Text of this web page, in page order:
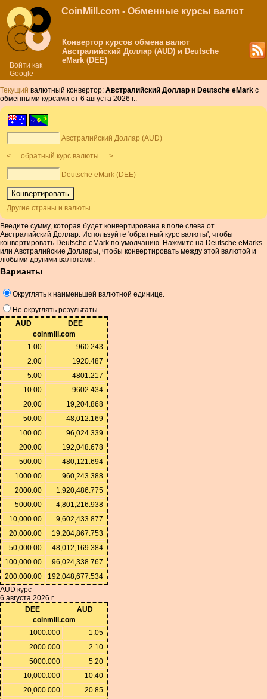
Войти как
Google
CoinMill.com - Обменные курсы валют
Конвертор курсов обмена валют
Австралийский Доллар (AUD) и Deutsche
eMark (DEE)
Текущий валютный конвертор: Австралийский Доллар и Deutsche eMark с
обменными курсами от 6 августа 2026 г..
Австралийский Доллар (AUD)
<== обратный курс валюты ==>
Deutsche eMark (DEE)
Другие страны и валюты
Введите сумму, которая будет конвертирована в поле слева от
Австралийский Доллар. Используйте 'обратный курс валюты', чтобы
конвертировать Deutsche eMark по умолчанию. Нажмите на Deutsche eMarks
или Австралийские Доллары, чтобы конвертировать между этой валютой и
любыми другими валютами.
Варианты
Округлять к наименьшей валютной единице.
Не округлять результаты.
AUD
DEE
coinmill.com
1.00
960.243
2.00
1920.487
5.00
4801.217
10.00
9602.434
20.00
19,204.868
50.00
48,012.169
100.00
96,024.339
200.00
192,048.678
500.00
480,121.694
1000.00
960,243.388
2000.00
1,920,486.775
5000.00
4,801,216.938
10,000.00
9,602,433.877
20,000.00
19,204,867.753
50,000.00
48,012,169.384
100,000.00
96,024,338.767
200,000.00
192,048,677.534
AUD курс
6 августа 2026 г.
DEE
AUD
coinmill.com
1000.000
1.05
2000.000
2.10
5000.000
5.20
10,000.000
10.40
20,000.000
20.85